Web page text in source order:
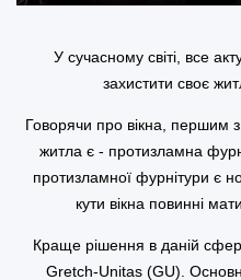
У сучасному світі, все
захистити своє
Говорячи про вікна, першим
житла є - протизламна
протизламної фурнітури є
кути вікна повинні
Краще рішення в даній
Gretch-Unitas (GU).